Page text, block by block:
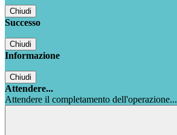
Chiudi
Successo
Chiudi
Informazione
Chiudi
Attendere...
Attendere il completamento dell'operazione...